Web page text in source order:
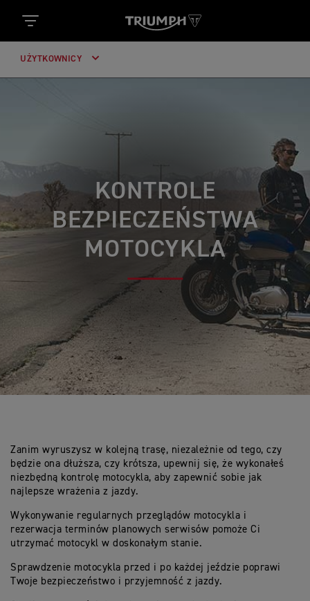
UŻYTKOWNICY
KONTROLE
BEZPIECZEŃSTWA
MOTOCYKLA
Zanim wyruszysz w kolejną trasę, niezależnie od tego, czy
będzie ona dłuższa, czy krótsza, upewnij się, że wykonałeś
niezbędną kontrolę motocykla, aby zapewnić sobie jak
najlepsze wrażenia z jazdy.
Wykonywanie regularnych przeglądów motocykla i
rezerwacja terminów planowych serwisów pomoże Ci
utrzymać motocykl w doskonałym stanie.
Sprawdzenie motocykla przed i po każdej jeździe poprawi
Twoje bezpieczeństwo i przyjemność z jazdy.